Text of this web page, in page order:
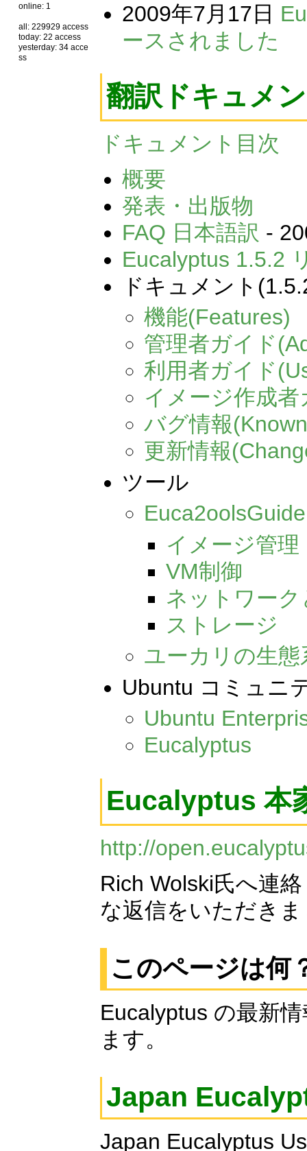
online: 1
all: 229929 access
today: 22 access
yesterday: 34 acce
ss
2009年7月17日
ースされました
翻訳ドキュメ
ドキュメント目次
概要
発表・出版物
FAQ 日本語訳 -
Eucalyptus 1.5.2
ドキュメント
機能(Features)
管理者ガイド
利用者ガイド
イメージ作成
バグ情報
更新情報
ツール
Euca2oolsGuide
イメージ管理
VM制御
ネットワー
ストレージ
ユーカリの生態
Ubuntu コミュニ
Ubuntu
Eucalyptus
Eucalyptus 本
http://
Rich Wolski氏へ連
な返信をいただき
このページは何
Eucalyptus の最新
ます。
Japan
Japan Eucalyptus